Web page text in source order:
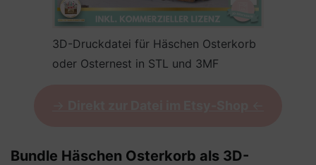
3D-Druckdatei für Häschen Osterkorb
oder Osternest in STL und 3MF
Bundle Häschen Osterkorb als 3D-